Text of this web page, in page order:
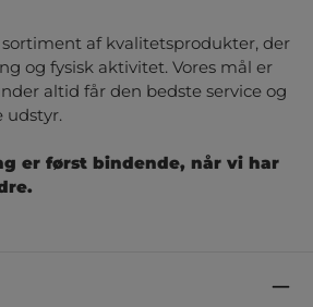
af kvalitetsprodukter, der
og fysisk aktivitet. Vores mål er
altid får den bedste service og
udstyr.
er først bindende, når vi har